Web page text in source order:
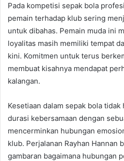
Pada kompetisi sepak bola
pemain terhadap klub sering
untuk dibahas. Pemain muda ini
loyalitas masih memiliki tempat
kini. Komitmen untuk terus
membuat kisahnya mendapat
kalangan.
Kesetiaan dalam sepak bola
durasi kebersamaan dengan
mencerminkan hubungan
klub. Perjalanan Rayhan Hannan
gambaran bagaimana hubungan